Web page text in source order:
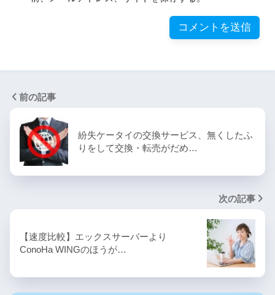
前の記事
紛失ケータイの交換サービス、無くしたふ
りをして交換・転売がだめ…
次の記事
【速度比較】エックスサーバーより
ConoHa WINGのほうが…